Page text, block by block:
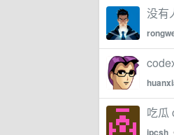
没有
吃瓜
ipcsh